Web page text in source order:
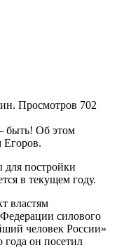
Просмотров 702
быть! Об этом
Егоров.
постройки
в текущем году.
властям
силового
человек России»
он посетил